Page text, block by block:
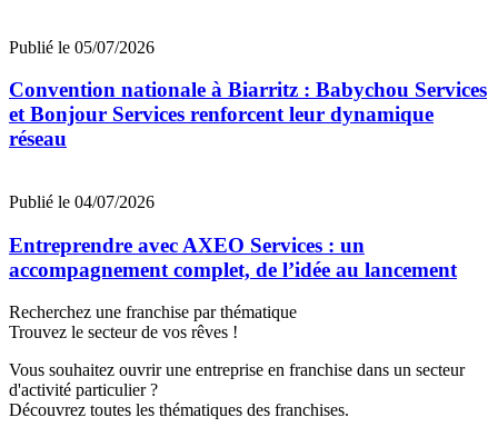
Publié le 05/07/2026
Convention nationale à Biarritz : Babychou Services
et Bonjour Services renforcent leur dynamique
réseau
Publié le 04/07/2026
Entreprendre avec AXEO Services : un
accompagnement complet, de l’idée au lancement
Recherchez une franchise par thématique
Trouvez le secteur de vos rêves !
Vous souhaitez ouvrir une entreprise en franchise dans un secteur
d'activité particulier ?
Découvrez toutes les thématiques des franchises.